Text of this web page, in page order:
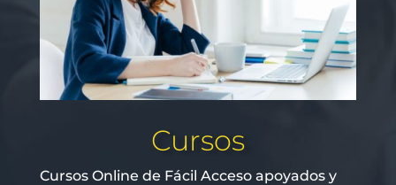
Cursos
Cursos Online de Fácil Acceso apoyados y